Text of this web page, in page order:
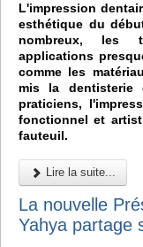
L'impression
esthétique du
nombreux, les
applications
comme les
mis la
praticiens,
fonctionnel et
fauteuil.
Lire la suite...
La nouvelle
Yahya partage